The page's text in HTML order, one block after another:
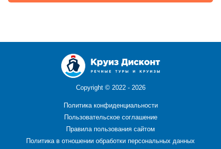
Copyright © 2022 - 2026
Политика конфиденциальности
Пользовательское соглашение
Правила пользования сайтом
Политика в отношении обработки персональных данных